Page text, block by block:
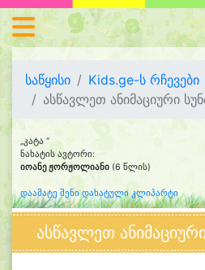
საწყისი
Kids.ge-ს რჩევები
ასწავლეთ ანიმაციური
„კატა “
ნახატის ავტორი:
იოანე ჟორჟოლიანი (6 წლის)
დაამატე შენი დახატული კლიპარტი
ასწავლეთ